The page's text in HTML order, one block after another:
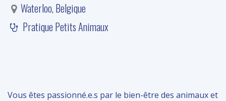
Waterloo,Belgique
Pratique Petits Animaux
Vous êtes passionné.e.s par le bien-être des animaux et